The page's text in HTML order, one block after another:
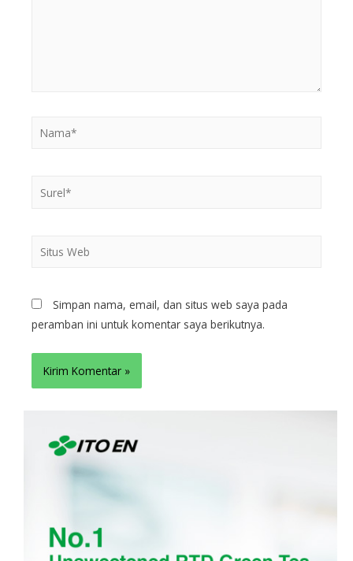
Simpan nama, email, dan situs web saya pada
peramban ini untuk komentar saya berikutnya.